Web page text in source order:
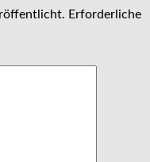
Erforderliche